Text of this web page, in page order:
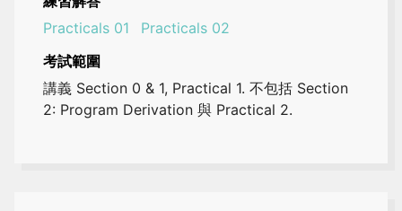
Practicals 01
Practicals 02
考試範圍
講義 Section 0 & 1, Practical 1. 不包括 Section
2: Program Derivation 與 Practical 2.